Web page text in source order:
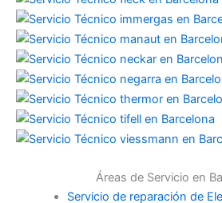
Áreas de Servicio en
Servicio de reparación de